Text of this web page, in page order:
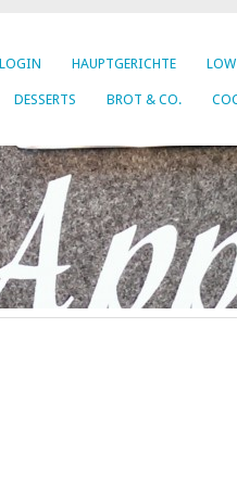
LOGIN HAUPTGERICHTE
DESSERTS BROT & CO.